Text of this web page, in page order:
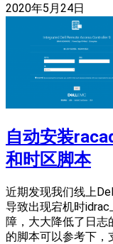
2020年5月24日
自动安装
和时区脚本
近期发现我们线上
导致出现宕机时
障，大大降低了日志
的脚本可以参考下，